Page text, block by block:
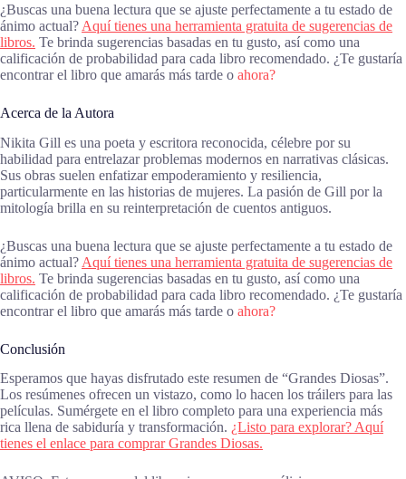
¿Buscas una buena lectura que se ajuste perfectamente a tu estado de
ánimo actual? Aquí tienes una herramienta gratuita de sugerencias de
libros. Te brinda sugerencias basadas en tu gusto, así como una
calificación de probabilidad para cada libro recomendado. ¿Te gustaría
encontrar el libro que amarás más tarde o ahora?
Acerca de la Autora
Nikita Gill es una poeta y escritora reconocida, célebre por su
habilidad para entrelazar problemas modernos en narrativas clásicas.
Sus obras suelen enfatizar empoderamiento y resiliencia,
particularmente en las historias de mujeres. La pasión de Gill por la
mitología brilla en su reinterpretación de cuentos antiguos.
¿Buscas una buena lectura que se ajuste perfectamente a tu estado de
ánimo actual? Aquí tienes una herramienta gratuita de sugerencias de
libros. Te brinda sugerencias basadas en tu gusto, así como una
calificación de probabilidad para cada libro recomendado. ¿Te gustaría
encontrar el libro que amarás más tarde o ahora?
Conclusión
Esperamos que hayas disfrutado este resumen de “Grandes Diosas”.
Los resúmenes ofrecen un vistazo, como lo hacen los tráilers para las
películas. Sumérgete en el libro completo para una experiencia más
rica llena de sabiduría y transformación. ¿Listo para explorar? Aquí
tienes el enlace para comprar Grandes Diosas.